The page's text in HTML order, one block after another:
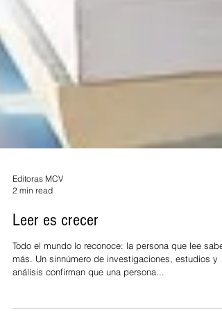
Editoras MCV
2 min read
Leer es crecer
Todo el mundo lo reconoce: la persona que lee sabe